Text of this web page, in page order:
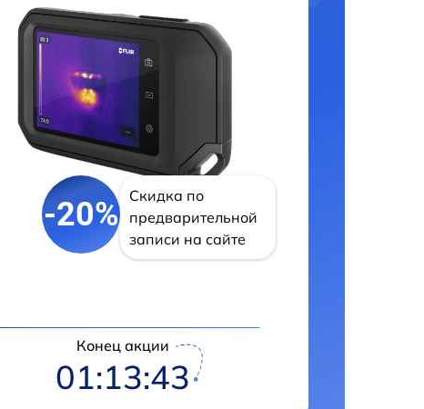
-20%
Скидка по
предварительной
записи на сайте
Конец акции
01:13:43